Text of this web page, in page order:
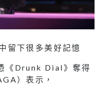
留下很多美好記憶
《Drunk Dial》奪得
）表示，